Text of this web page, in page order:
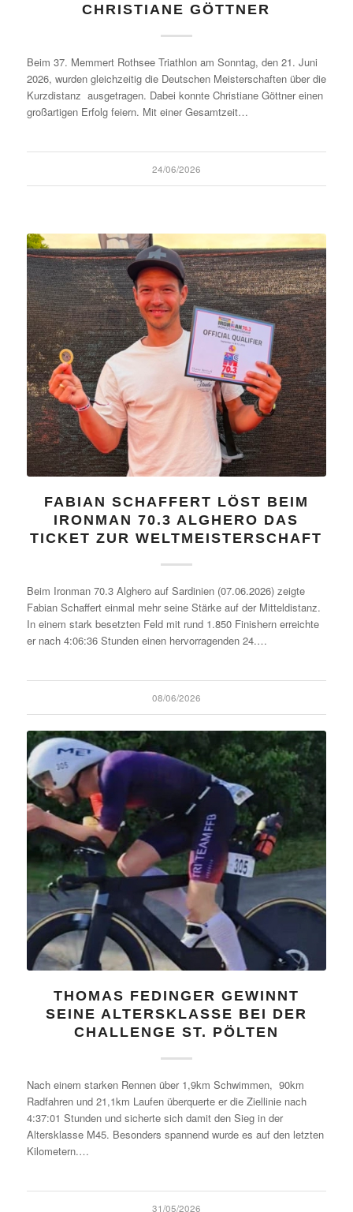
CHRISTIANE GÖTTNER
Beim 37. Memmert Rothsee Triathlon am Sonntag, den 21. Juni
2026, wurden gleichzeitig die Deutschen Meisterschaften über die
Kurzdistanz ausgetragen. Dabei konnte Christiane Göttner einen
großartigen Erfolg feiern. Mit einer Gesamtzeit…
24/06/2026
FABIAN SCHAFFERT LÖST BEIM
IRONMAN 70.3 ALGHERO DAS
TICKET ZUR WELTMEISTERSCHAFT
Beim Ironman 70.3 Alghero auf Sardinien (07.06.2026) zeigte
Fabian Schaffert einmal mehr seine Stärke auf der Mitteldistanz.
In einem stark besetzten Feld mit rund 1.850 Finishern erreichte
er nach 4:06:36 Stunden einen hervorragenden 24.…
08/06/2026
THOMAS FEDINGER GEWINNT
SEINE ALTERSKLASSE BEI DER
CHALLENGE ST. PÖLTEN
Nach einem starken Rennen über 1,9km Schwimmen, 90km
Radfahren und 21,1km Laufen überquerte er die Ziellinie nach
4:37:01 Stunden und sicherte sich damit den Sieg in der
Altersklasse M45. Besonders spannend wurde es auf den letzten
Kilometern.…
31/05/2026